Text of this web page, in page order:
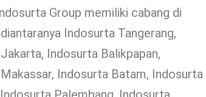
Group memiliki cabang di
Indosurta Tangerang,
Indosurta Balikpapan,
Indosurta Batam, Indosurta